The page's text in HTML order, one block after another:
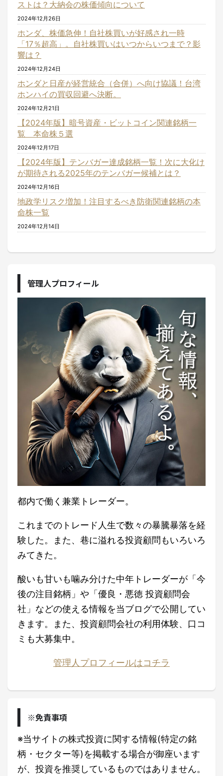
ストは？大納会の株価傾向について
2024年12月26日
ホンダ、株価急伸！自社株買いが好感され一時
「17％超高」。自社株買いはいつからいつまで？影
響は？
2024年12月24日
ホンダと日産が経営統合（合併）へ向け協議！台湾
ホンハイの買収回避へ決断。
2024年12月21日
【2024年版】暗号資産・ビットコイン関連銘柄一
覧 本命株５選
2024年12月17日
【2024年版】テンバガー達成銘柄一覧！次に大化け
が期待される2025年のテンバガー候補とは？
2024年12月16日
地政学リスク増加！注目するべき防衛関連銘柄の本
命株一覧
2024年12月14日
管理人プロフィール
都内で働く兼業トレーダー。
これまでのトレード人生で数々の暴騰暴落を経
験した。また、巷に溢れる投資顧問もいろいろ
みてきた。
酸いも甘いも噛み分けた中年トレーダーが「今
後の注目銘柄」や「優良・悪徳 投資顧問会
社」などの使える情報を当ブログで公開してい
きます。また、投資顧問会社の利用体験、口コ
ミも大募集中。
管理人プロフィールはコチラ
※免責事項
※当サイトの株式投資に関する情報(特定の銘
柄・セクター等)を掲載する場合が御座います
が、投資を推奨しているものではありません。